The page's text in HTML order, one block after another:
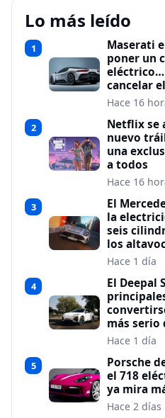
Lo más leído
1
Maserati
poner un
cancelar
Hace 16
2
Netflix se
nuevo
una
a todos
Hace 16
3
El
la
seis
los
Hace 1 día
4
El Deepal
más serio
Hace 1 día
5
Porsche
el 718
ya mira
Hace 2 días